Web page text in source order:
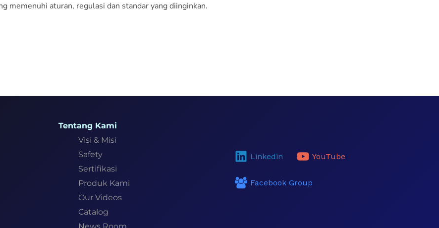
memenuhi aturan, regulasi dan standar yang diinginkan.
Tentang Kami
Visi & Misi
Safety
Sertifikasi
Produk Kami
Our Videos
Catalog
Linkedin YouTube
Facebook Group